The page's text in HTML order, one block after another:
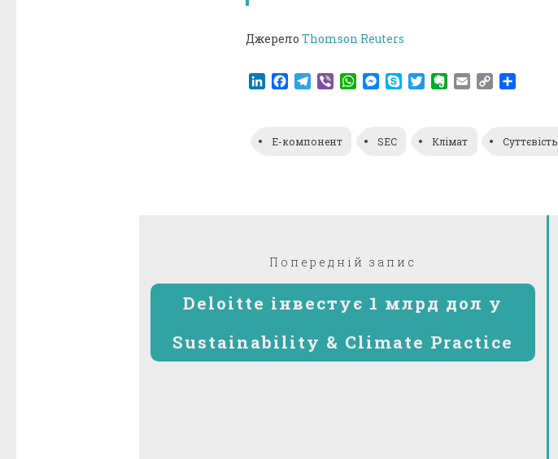
Джерело Thomson Reuters
LinkedIn
Facebook
Telegram
ViberWhatsApp
Messenger
SkypeTwitterEvernote
EmailCopy
E-компонент SEC Клімат Суттєвість
Попередній запис
Deloitte інвестує 1 млрд дол у
Sustainability & Climate Practice